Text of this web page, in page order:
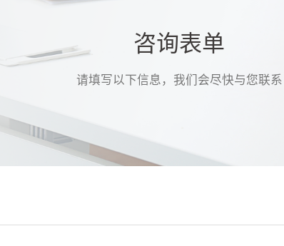
咨询表单
请填写以下信息，我们会尽快与您联系